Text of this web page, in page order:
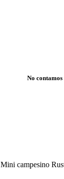
No
Mini campesino